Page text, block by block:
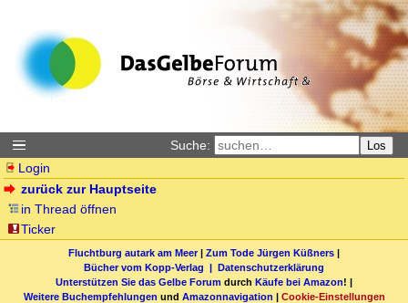
Suche: Los
Login
zurück zur Hauptseite
in Thread öffnen
Ticker
Fluchtburg autark am Meer| Zum Tode Jürgen Küßners |
Bücher vom Kopp-Verlag | Datenschutzerklärung
Unterstützen Sie das Gelbe Forum durch Käufe bei Amazon! |
Weitere Buchempfehlungen und Amazonnavigation | Cookie-Einstellungen